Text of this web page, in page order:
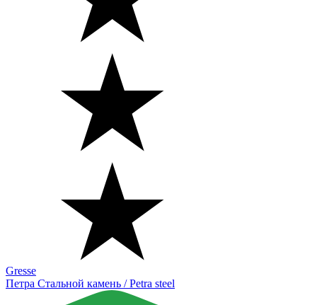
Gresse
Петра Стальной камень / Petra steel